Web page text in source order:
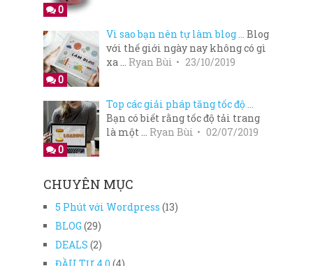
0
0
Vì sao bạn nên tự làm blog … Blog
với thế giới ngày nay không có gì
xa … Ryan Bùi 23/10/2019
0
Top các giải pháp tăng tốc độ …
Bạn có biết rằng tốc độ tải trang
là một … Ryan Bùi 02/07/2019
CHUYÊN MỤC
5 Phút với Wordpress (13)
BLOG (29)
DEALS (2)